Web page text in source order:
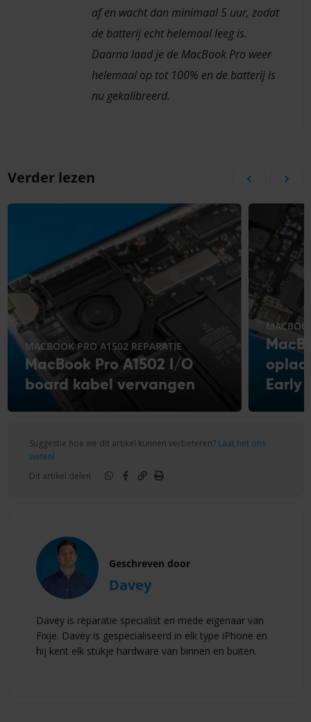
af en wacht dan minimaal 5 uur, zodat
de batterij echt helemaal leeg is.
Daarna laad je de MacBook Pro weer
helemaal op tot 100% en de batterij is
nu gekalibreerd.
Verder lezen
MACBOOK PRO A1502 REPARATIE
MacBook Pro A1502 I/O
board kabel vervangen
Early
Suggestie hoe we dit artikel kunnen verbeteren? Laat het ons
weten!
Dit artikel delen
Geschreven door
Davey
Davey is reparatie specialist en mede eigenaar van
Fixje. Davey is gespecialiseerd in elk type iPhone en
hij kent elk stukje hardware van binnen en buiten.